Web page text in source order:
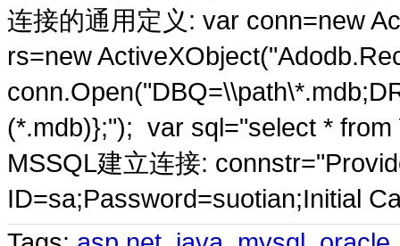
连接的通用定义: var conn=new
rs=new
(*.mdb)};"); var sql="select *
MSSQL建立连接:
ID=sa;Password=suotian;Initial